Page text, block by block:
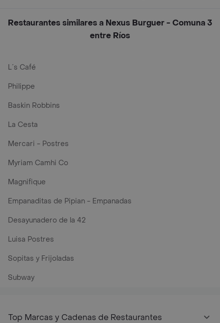
Restaurantes similares a Nexus Burguer - Comuna 3
entre Ríos
L´s Café
Philippe
Baskin Robbins
La Cesta
Mercari - Postres
Myriam Camhi Co
Magnifique
Empanaditas de Pipian - Empanadas
Desayunadero de la 42
Luisa Postres
Sopitas y Frijoladas
Subway
Top Marcas y Cadenas de Restaurantes